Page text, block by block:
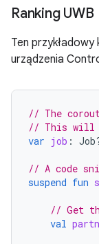
Ranking UWB
Ten
urządzenia
// The
// This will
var job :
// A code
suspend fun
// Get
val